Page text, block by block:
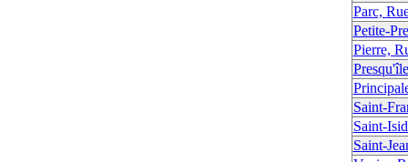
Parc,
Petite-
Pierre,
Saint-
Saint-
Saint-